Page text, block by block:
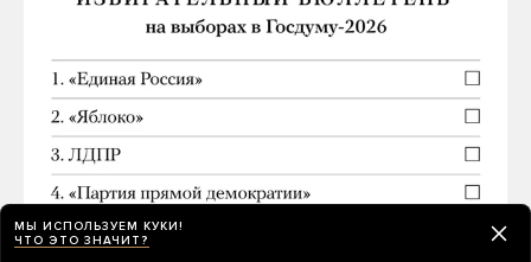
МЫ ИСПОЛЬЗУЕМ КУКИ!
ЧТО ЭТО ЗНАЧИТ?